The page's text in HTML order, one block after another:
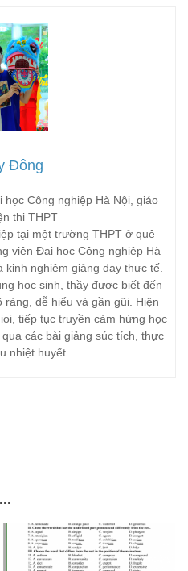
Đông
Công nghiệp Hà Nội, giáo
thi THPT
tại một trường THPT ở quê
viên Đại học Công nghiệp Hà
nghiệm giảng dạy thực tế.
học sinh, thầy được biết đến
dễ hiểu và gần gũi. Hiện
tiếp tục truyền cảm hứng học
các bài giảng súc tích, thực
nhiệt huyết.